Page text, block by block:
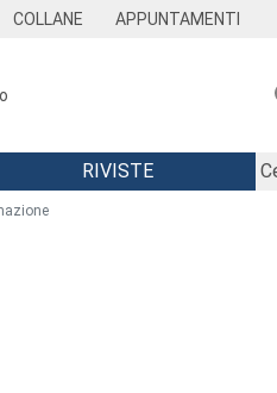
COLLANE APPUNTAMENTI
RIVISTE